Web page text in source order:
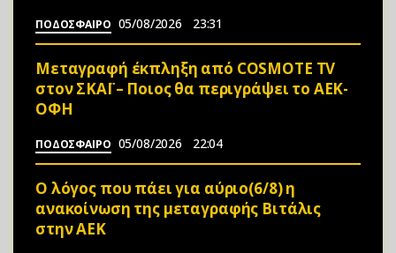
ΠΟΔΟΣΦΑΙΡΟ 05/08/2026 23:31
Μεταγραφή έκπληξη από COSMOTE TV
στον ΣΚΑΪ – Ποιος θα περιγράψει το ΑΕΚ-
ΟΦΗ
ΠΟΔΟΣΦΑΙΡΟ 05/08/2026 22:04
Ο λόγος που πάει για αύριο(6/8) η
ανακοίνωση της μεταγραφής Βιτάλις
στην ΑΕΚ